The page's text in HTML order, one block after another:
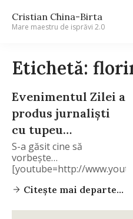
Cristian China-Birta
Mare maestru de isprăvi 2.0
Etichetă:
Evenimentul Zilei a
produs jurnalişti
cu tupeu…
S-a găsit cine să
vorbeşte…
[youtube=http://
reacţia Oanei Dobre.
Citește mai departe...